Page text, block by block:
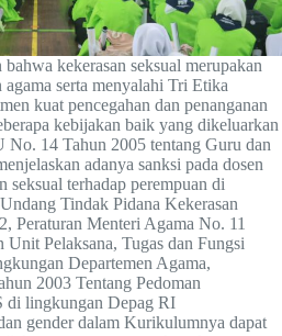
kekerasan seksual merupakan
serta menyalahi Tri Etika
kuat pencegahan dan penanganan
kebijakan baik yang dikeluarkan
No. 14 Tahun 2005 tentang Guru dan
adanya sanksi pada dosen
seksual terhadap perempuan di
Tindak Pidana Kekerasan
Peraturan Menteri Agama No. 11
Unit Pelaksana, Tugas dan Fungsi
Departemen Agama,
2003 Tentang Pedoman
di lingkungan Depag RI
gender dalam Kurikulumnya dapat